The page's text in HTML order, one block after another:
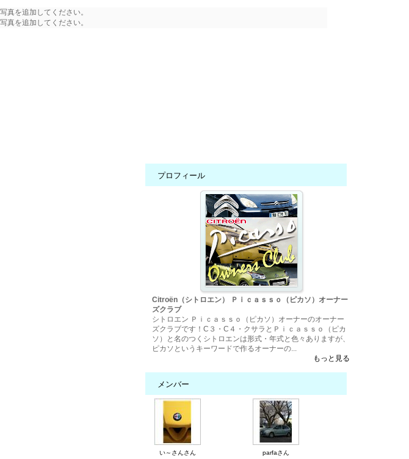
プロフィール
Citroën（シトロエン） Ｐｉｃａｓｓｏ（ピカソ）オーナー
ズクラブ
シトロエン Ｐｉｃａｓｓｏ（ピカソ）オーナーのオーナー
ズクラブです！C３・C４・クサラとＰｉｃａｓｓｏ（ピカ
ソ）と名のつくシトロエンは形式・年式と色々ありますが、
ピカソというキーワードで作るオーナーの...
もっと見る
メンバー
い～さんさん parfaさん